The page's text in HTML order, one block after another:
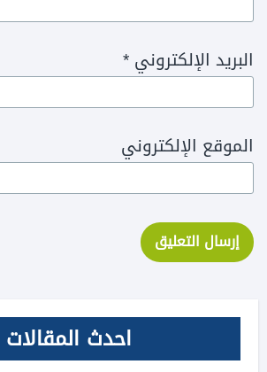
البريد الإلكتروني*
الموقع الإلكتروني
احدث المقالات